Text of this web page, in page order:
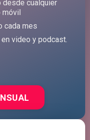
desde cualquier
cada mes
video y podcast.